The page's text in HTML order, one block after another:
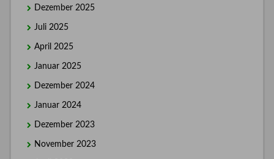
Dezember 2025
Juli 2025
April 2025
Januar 2025
Dezember 2024
Januar 2024
Dezember 2023
November 2023